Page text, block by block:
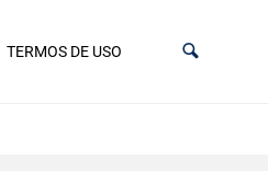
TERMOS DE USO